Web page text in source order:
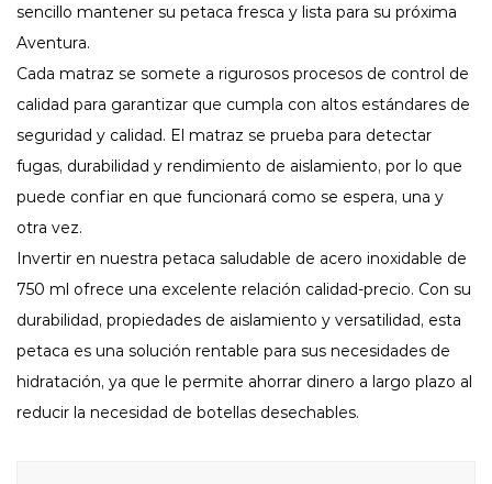
sencillo mantener su petaca fresca y lista para su próxima
Aventura.
Cada matraz se somete a rigurosos procesos de control de
calidad para garantizar que cumpla con altos estándares de
seguridad y calidad. El matraz se prueba para detectar
fugas, durabilidad y rendimiento de aislamiento, por lo que
puede confiar en que funcionará como se espera, una y
otra vez.
Invertir en nuestra petaca saludable de acero inoxidable de
750 ml ofrece una excelente relación calidad-precio. Con su
durabilidad, propiedades de aislamiento y versatilidad, esta
petaca es una solución rentable para sus necesidades de
hidratación, ya que le permite ahorrar dinero a largo plazo al
reducir la necesidad de botellas desechables.